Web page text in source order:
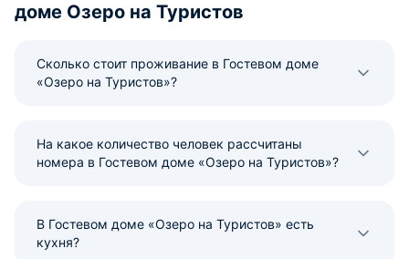
доме Озеро на Туристов
Сколько стоит проживание в Гостевом доме
«Озеро на Туристов»?
На какое количество человек рассчитаны
номера в Гостевом доме «Озеро на Туристов»?
В Гостевом доме «Озеро на Туристов» есть
кухня?